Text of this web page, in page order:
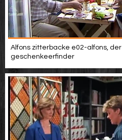
Alfons zitterbacke e02-alfons, der
geschenkeerfinder